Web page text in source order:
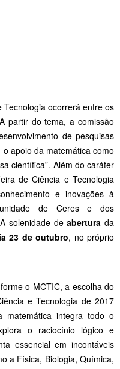
Tecnologia ocorrerá entre os
partir do tema, a comissão
de pesquisas
apoio da matemática como
científica”. Além do caráter
de Ciência e Tecnologia
e inovações à
de Ceres e dos
solenidade deabertura da
23 de outubro, no próprio
o MCTIC, a escolha do
e Tecnologia de 2017
matemática integra todo o
o raciocínio lógico e
essencial em incontáveis
a Física, Biologia, Química,